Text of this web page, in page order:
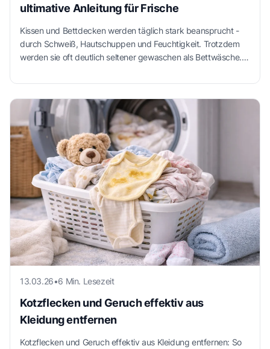
ultimative Anleitung für Frische
Kissen und Bettdecken werden täglich stark beansprucht -
durch Schweiß, Hautschuppen und Feuchtigkeit. Trotzdem
werden sie oft deutlich seltener gewaschen als Bettwäsche.
standhält oder ob Daunen verklumpen können. Mit der
richtigen Vorbereitung, dem passenden Programm und
sorgfältigem Trocknen lassen sich Kissen und Decken jedoch
problemlos reinigen - und bleiben hygienisch, flauschig und
langlebig.
13.03.26•6 Min. Lesezeit
Kotzflecken und Geruch effektiv aus
Kleidung entfernen
Kotzflecken und Geruch effektiv aus Kleidung entfernen: So